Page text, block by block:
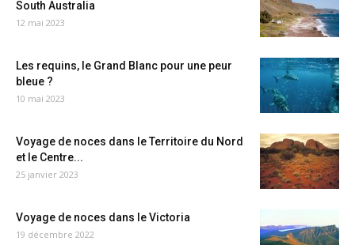
South Australia
12 mai 2023
Les requins, le Grand Blanc pour une peur
bleue ?
10 mai 2023
Voyage de noces dans le Territoire du Nord
et le Centre...
25 janvier 2023
Voyage de noces dans le Victoria
19 décembre 2022